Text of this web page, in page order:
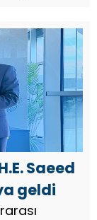
Saeed
geldi